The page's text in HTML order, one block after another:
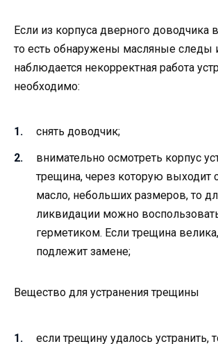
Если из корпуса дверного доводчика
то есть обнаружены масляные следы
наблюдается некорректная работа
необходимо:
снять доводчик;
внимательно осмотреть корпус
трещина, через которую выходит
масло, небольших размеров, то
ликвидации можно
герметиком. Если трещина
подлежит замене;
Вещество для устранения трещины
если трещину удалось устранить,